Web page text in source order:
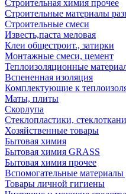
Строительная химия прочее
Строительные материалы
Строительные смеси
Известь,паста меловая
Клеи общестроит., затирки
Монтажные смеси, цемент
Теплоизоляционные
Вспененная изоляция
Комплектующие к
Маты, плиты
Скорлупа
Стеклопластики,
Хозяйственные товары
Бытовая химия
Бытовая химия GRASS
Бытовая химия прочее
Вспомогательные материалы
Товары личной гигиены